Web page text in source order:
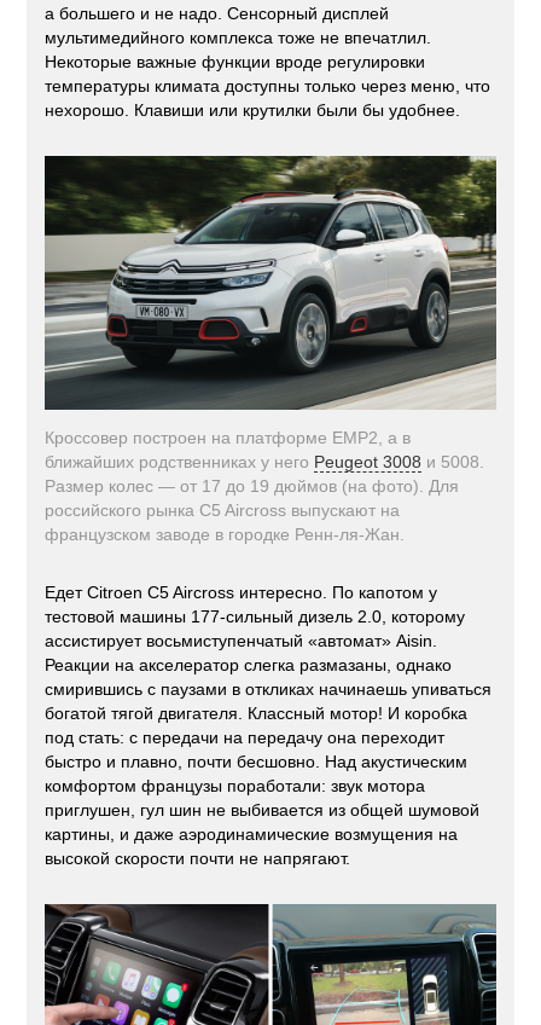
а большего и не надо. Сенсорный дисплей
мультимедийного комплекса тоже не впечатлил.
Некоторые важные функции вроде регулировки
температуры климата доступны только через меню, что
нехорошо. Клавиши или крутилки были бы удобнее.
Кроссовер построен на платформе EMP2, а в
ближайших родственниках у него Peugeot 3008 и 5008.
Размер колес — от 17 до 19 дюймов (на фото). Для
российского рынка C5 Aircross выпускают на
французском заводе в городке Ренн-ля-Жан.
Едет Citroen C5 Aircross интересно. По капотом у
тестовой машины 177-сильный дизель 2.0, которому
ассистирует восьмиступенчатый «автомат» Aisin.
Реакции на акселератор слегка размазаны, однако
смирившись с паузами в откликах начинаешь упиваться
богатой тягой двигателя. Классный мотор! И коробка
под стать: с передачи на передачу она переходит
быстро и плавно, почти бесшовно. Над акустическим
комфортом французы поработали: звук мотора
приглушен, гул шин не выбивается из общей шумовой
картины, и даже аэродинамические возмущения на
высокой скорости почти не напрягают.